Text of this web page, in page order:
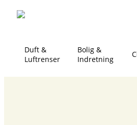
Duft &
Luftrenser
Bolig &
Indretning